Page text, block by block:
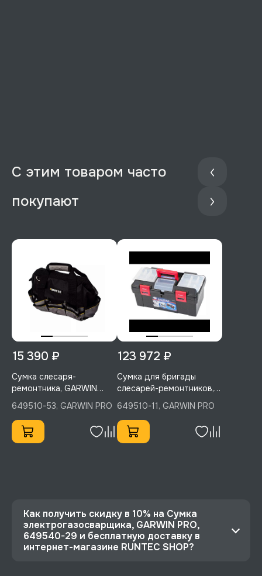
С этим товаром часто
покупают
15 390 ₽
Сумка слесаря-
ремонтника, GARWIN
PRO, 649510-53
649510-53, GARWIN PRO
123 972 ₽
Сумка для бригады
слесарей-ремонтников,
GARWIN PRO, 649510-11
649510-11, GARWIN PRO
Как получить скидку в 10% на Сумка
электрогазосварщика, GARWIN PRO,
649540-29 и бесплатную доставку в
интернет-магазине RUNTEC SHOP?